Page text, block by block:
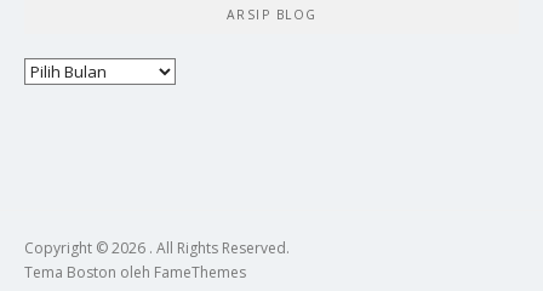
ARSIP BLOG
Arsip
Copyright © 2026 . All Rights Reserved.
Tema Boston oleh FameThemes